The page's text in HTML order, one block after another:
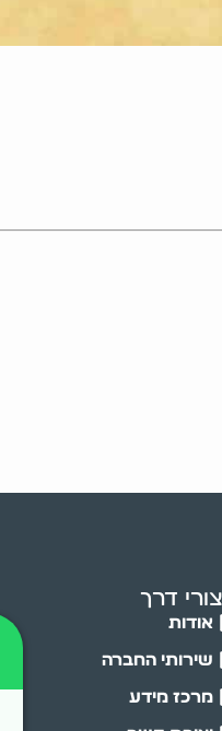
דרך
אודות
שירותי החברה
מרכז מידע